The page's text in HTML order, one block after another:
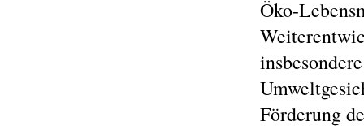
Öko-
Förderung